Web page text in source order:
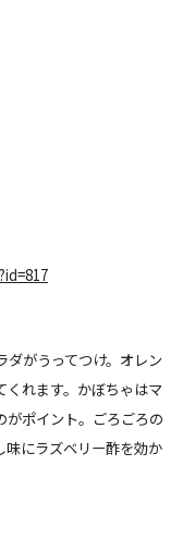
ダがうってつけ。オレン
くれます。かぼちゃはマ
がポイント。ごろごろの
味にラズベリー酢を効か